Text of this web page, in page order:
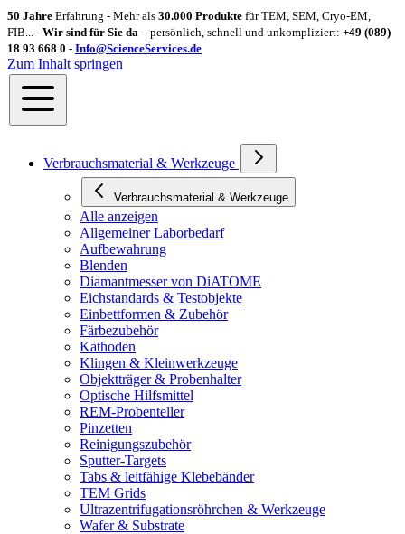
50 Jahre Erfahrung - Mehr als 30.000 Produkte für TEM, SEM, Cryo-EM,
FIB... - Wir sind für Sie da – persönlich, schnell und unkompliziert: +49 (089)
18 93 668 0 - Info@ScienceServices.de
Zum Inhalt springen
Verbrauchsmaterial & Werkzeuge
Verbrauchsmaterial & Werkzeuge
Alle anzeigen
Allgemeiner Laborbedarf
Aufbewahrung
Blenden
Diamantmesser von DiATOME
Eichstandards & Testobjekte
Einbettformen & Zubehör
Färbezubehör
Kathoden
Klingen & Kleinwerkzeuge
Objektträger & Probenhalter
Optische Hilfsmittel
REM-Probenteller
Pinzetten
Reinigungszubehör
Sputter-Targets
Tabs & leitfähige Klebebänder
TEM Grids
Ultrazentrifugationsröhrchen & Werkzeuge
Wafer & Substrate